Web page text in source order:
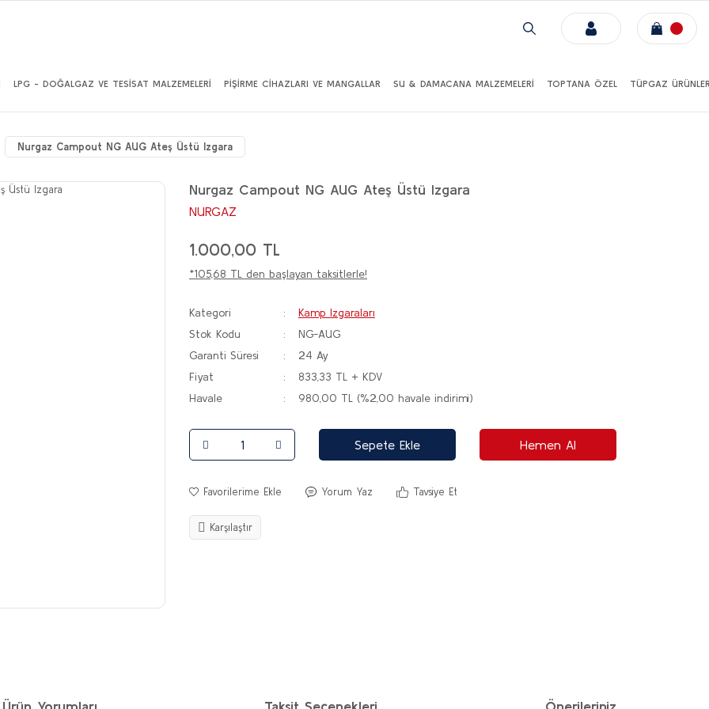
LPG - DOĞALGAZ VE TESİSAT MALZEMELERİ PİŞİRME CİHAZLARI VE MANGALLAR SU & DAMACANA MALZEMELERİ TOPTANA ÖZEL TÜPGAZ
Nurgaz Campout NG AUG Ateş Üstü Izgara
Nurgaz Campout NG AUG Ateş Üstü Izgara
NURGAZ
1.000,00 TL
*105,68 TL den başlayan taksitlerle!
Kategori
Kamp Izgaraları
Stok Kodu
NG-AUG
Garanti Süresi
24 Ay
Fiyat
833,33 TL + KDV
Havale
980,00 TL (%2,00 havale indirimi)
Sepete Ekle Hemen Al
Yorum Yaz Tavsiye Et
Karşılaştır